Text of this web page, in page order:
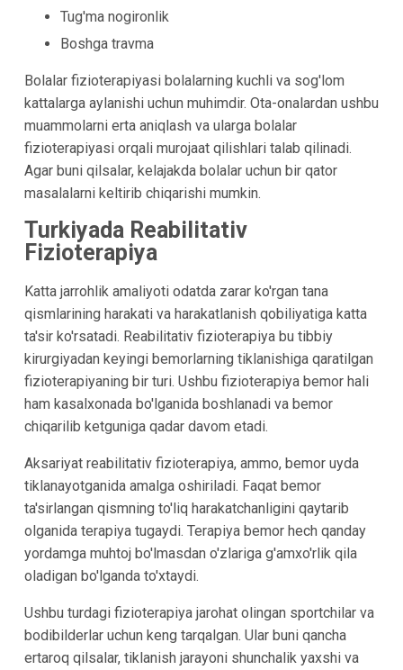
Tug'ma nogironlik
Boshga travma
Bolalar fizioterapiyasi bolalarning kuchli va sog'lom
kattalarga aylanishi uchun muhimdir. Ota-onalardan ushbu
muammolarni erta aniqlash va ularga bolalar
fizioterapiyasi orqali murojaat qilishlari talab qilinadi.
Agar buni qilsalar, kelajakda bolalar uchun bir qator
masalalarni keltirib chiqarishi mumkin.
Turkiyada Reabilitativ
Fizioterapiya
Katta jarrohlik amaliyoti odatda zarar ko'rgan tana
qismlarining harakati va harakatlanish qobiliyatiga katta
ta'sir ko'rsatadi. Reabilitativ fizioterapiya bu tibbiy
kirurgiyadan keyingi bemorlarning tiklanishiga qaratilgan
fizioterapiyaning bir turi. Ushbu fizioterapiya bemor hali
ham kasalxonada bo'lganida boshlanadi va bemor
chiqarilib ketguniga qadar davom etadi.
Aksariyat reabilitativ fizioterapiya, ammo, bemor uyda
tiklanayotganida amalga oshiriladi. Faqat bemor
ta'sirlangan qismning to'liq harakatchanligini qaytarib
olganida terapiya tugaydi. Terapiya bemor hech qanday
yordamga muhtoj bo'lmasdan o'zlariga g'amxo'rlik qila
oladigan bo'lganda to'xtaydi.
Ushbu turdagi fizioterapiya jarohat olingan sportchilar va
bodibilderlar uchun keng tarqalgan. Ular buni qancha
ertaroq qilsalar, tiklanish jarayoni shunchalik yaxshi va